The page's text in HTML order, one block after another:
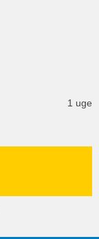
1 uge